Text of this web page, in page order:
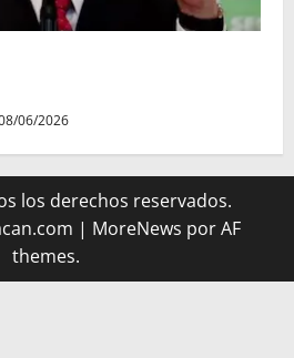
06/2026
los derechos reservados.
| MoreNews por AF
themes.